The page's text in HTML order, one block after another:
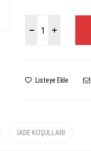
Listeye Ekle
İADE KOŞULLARI